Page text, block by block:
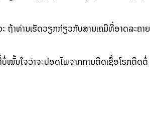
ຖ້າທ່ານເຮັດວຽກກ່ຽວກັບສານເຄມີທີ່ອາດລະຄາຍ
ໝັ້ນໃຈວ່າຈະປອດໄພຈາກການຕິດເຊື້ອໂຣກຕິດຕໍ່